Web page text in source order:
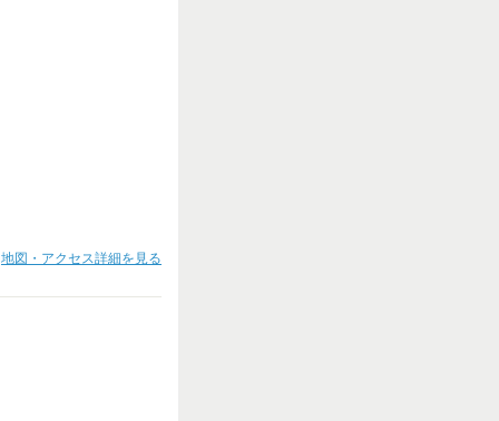
地図・アクセス詳細を見る